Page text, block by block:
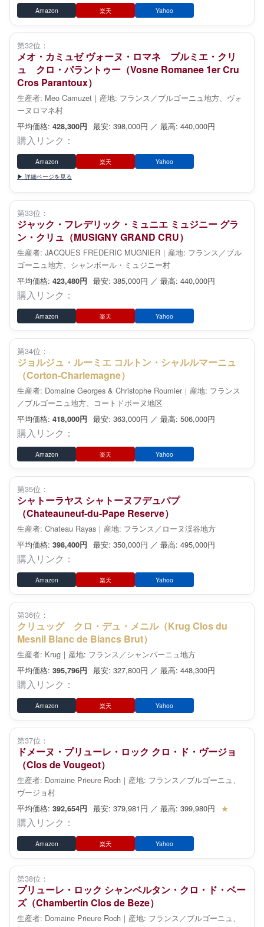
Amazon 楽天 Yahoo
第32位：
メオ・カミュゼ ヴォーヌ・ロマネ プルミエ・クリ
ュ クロ・パラントゥー（Vosne Romanee 1er Cru
Cros Parantoux）
生産者: Meo Camuzet｜産地: フランス／ブルゴーニュ地方、ヴォ
ーヌロマネ村
平均価格: 428,300円 最安: 398,000円 ／ 最高: 440,000円
購入リンク：
Amazon 楽天
Yahoo
▶ 詳細ページを見る
第33位：
ジャック・フレデリック・ミュニエ ミュジニー グラ
ン・クリュ（MUSIGNY GRAND CRU）
生産者: JACQUES FREDERIC MUGNIER｜産地: フランス／ブル
ゴーニュ地方、シャンボール・ミュジニー村
平均価格: 423,480円 最安: 385,000円 ／ 最高: 440,000円
購入リンク：
Amazon 楽天 Yahoo
第34位：
ジョルジュ・ルーミエ コルトン・シャルルマーニュ
（Corton-Charlemagne）
生産者: Domaine Georges & Christophe Roumier｜産地: フランス
／ブルゴーニュ地方、コートドボーヌ地区
平均価格: 418,000円 最安: 363,000円 ／ 最高: 506,000円
購入リンク：
Amazon 楽天 Yahoo
第35位：
シャトーラヤス シャトーヌフデュパプ
（Chateauneuf-du-Pape Reserve）
生産者: Chateau Rayas｜産地: フランス／ローヌ渓谷地方
平均価格: 398,400円 最安: 350,000円 ／ 最高: 495,000円
購入リンク：
Amazon 楽天 Yahoo
第36位：
クリュッグ クロ・デュ・メニル（Krug Clos du
Mesnil Blanc de Blancs Brut）
生産者: Krug｜産地: フランス／シャンパーニュ地方
平均価格: 395,796円 最安: 327,800円 ／ 最高: 448,300円
購入リンク：
Amazon 楽天 Yahoo
第37位：
ドメーヌ・プリューレ・ロック クロ・ド・ヴージョ
（Clos de Vougeot）
生産者: Domaine Prieure Roch｜産地: フランス／ブルゴーニュ、
ヴージョ村
平均価格: 392,654円 最安: 379,981円 ／ 最高: 399,980円 ★
購入リンク：
Amazon 楽天 Yahoo
第38位：
プリューレ・ロック シャンベルタン・クロ・ド・ベー
ズ（Chambertin Clos de Beze）
生産者: Domaine Prieure Roch｜産地: フランス／ブルゴーニュ、